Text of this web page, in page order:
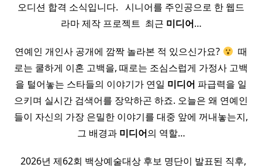
오디션 합격 소식입니다. ​ ​ 시니어를 주인공으로 한 웹드
라마 제작 프로젝트 ​ 최근 미디어…
연예인 개인사 공개에 깜짝 놀라본 적 있으신가요?
​ 때
로는 쿨하게 이혼 고백을, 때로는 조심스럽게 가정사 고백
을 털어놓는 스타들의 이야기가 연일 미디어 파급력을 일
으키며 실시간 검색어를 장악하곤 하죠. 오늘은 왜 연예인
들이 자신의 가장 은밀한 이야기를 대중 앞에 꺼내놓는지,
그 배경과 미디어의 역할…
​ ​ 2026년 제62회 백상예술대상 후보 명단이 발표된 직후,